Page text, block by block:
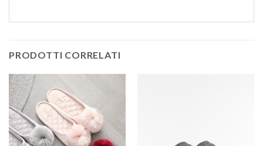
PRODOTTI CORRELATI